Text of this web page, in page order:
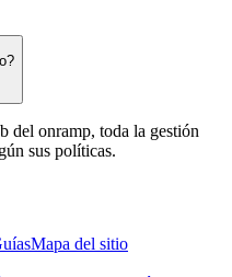
del onramp, toda la gestión
sus políticas.
Mapa del sitio